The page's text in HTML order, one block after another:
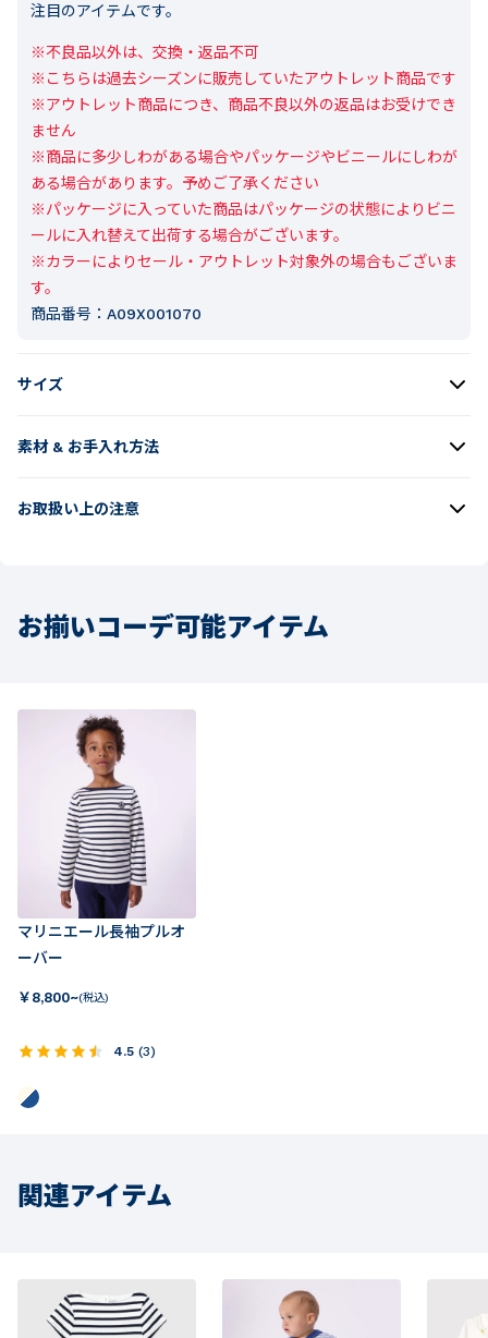
注目のアイテムです。
※不良品以外は、交換・返品不可
※こちらは過去シーズンに販売していたアウトレット商品です
※アウトレット商品につき、商品不良以外の返品はお受けでき
ません
※商品に多少しわがある場合やパッケージやビニールにしわが
ある場合があります。予めご了承ください
※パッケージに入っていた商品はパッケージの状態によりビニ
ールに入れ替えて出荷する場合がございます。
※カラーによりセール・アウトレット対象外の場合もございま
す。
商品番号： A09X001070
サイズ
素材 & お手入れ方法
お取扱い上の注意
お揃いコーデ可能アイテム
マリニエール長袖プルオ
ーバー
￥ 8,800~(税込)
4.5 (3)
関連アイテム